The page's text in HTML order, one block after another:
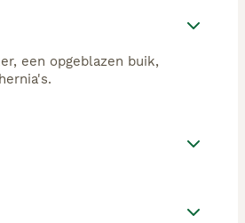
een opgeblazen buik,